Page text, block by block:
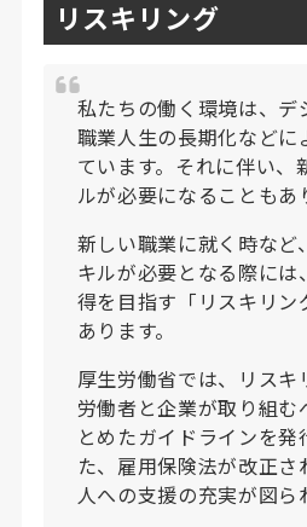
リスキリング
私たちの働く環境は、デ
職業人生の長期化などに
ています。それに伴い、
ルが必要になることもあ
新しい職業に就く時など
キルが必要となる際には
得を目指す「リスキリン
あります。
厚生労働省では、リスキ
労働者と企業が取り組む
とめたガイドラインを発
た、雇用保険法が改正さ
人への支援の充実が図ら